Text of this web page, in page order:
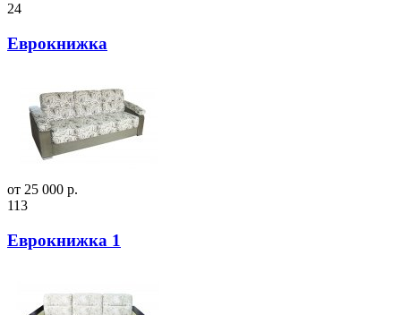
24
Еврокнижка
от 25 000 р.
113
Еврокнижка 1